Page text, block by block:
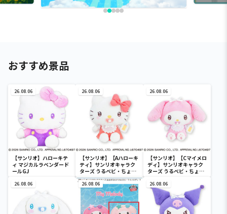
おすすめ景品
26.08.06
【サンリオ】ハローキテ
ィ マジカルラベンダード
ールGJ
26.08.06
【サンリオ】【Aハローキ
ティ】サンリオキャラク
ターズ うるベビ・ちょい
デカドール
26.08.06
【サンリオ】【Cマイメロ
ディ】サンリオキャラク
ターズ うるベビ・ちょい
26.08.06 26.08.06 26.08.06